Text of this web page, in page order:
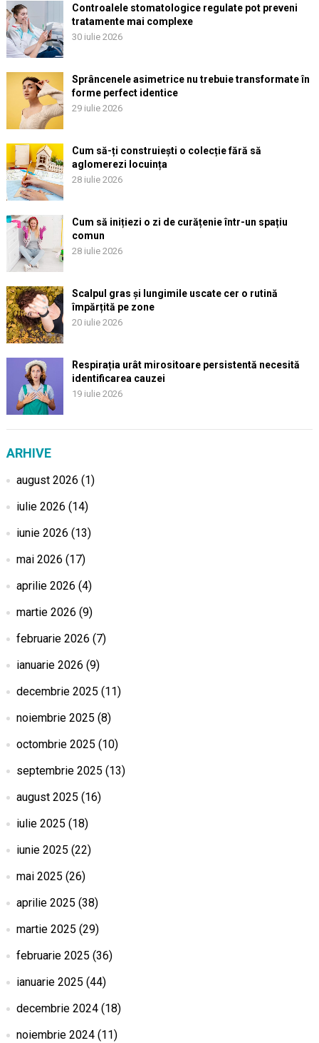
Controalele stomatologice regulate pot preveni
tratamente mai complexe
30 iulie 2026
Sprâncenele asimetrice nu trebuie transformate în
forme perfect identice
29 iulie 2026
Cum să-ți construiești o colecție fără să
aglomerezi locuința
28 iulie 2026
Cum să inițiezi o zi de curățenie într-un spațiu
comun
28 iulie 2026
Scalpul gras și lungimile uscate cer o rutină
împărțită pe zone
20 iulie 2026
Respirația urât mirositoare persistentă necesită
identificarea cauzei
19 iulie 2026
ARHIVE
august 2026 (1)
iulie 2026 (14)
iunie 2026 (13)
mai 2026 (17)
aprilie 2026 (4)
martie 2026 (9)
februarie 2026 (7)
ianuarie 2026 (9)
decembrie 2025 (11)
noiembrie 2025 (8)
octombrie 2025 (10)
septembrie 2025 (13)
august 2025 (16)
iulie 2025 (18)
iunie 2025 (22)
mai 2025 (26)
aprilie 2025 (38)
martie 2025 (29)
februarie 2025 (36)
ianuarie 2025 (44)
decembrie 2024(18)
noiembrie 2024(11)